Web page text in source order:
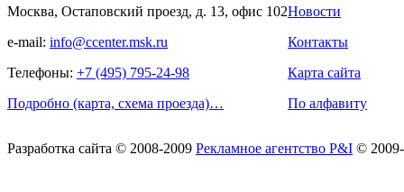
Москва, Остаповский проезд, д. 13, офис 102
e-mail: info@ccenter.msk.ru
Телефоны: +7 (495) 795-24-98
Подробно (карта, схема проезда)…
Новости
Контакты
Карта сайта
По алфавиту
Разработка сайта © 2008-2009 Рекламное агентство P&I ©